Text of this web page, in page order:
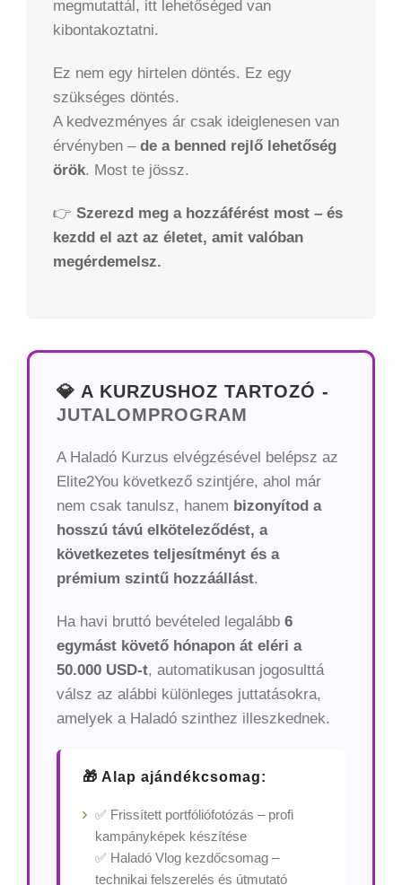
megmutattál, itt lehetőséged van
kibontakoztatni.
Ez nem egy hirtelen döntés. Ez egy
szükséges döntés.
A kedvezményes ár csak ideiglenesen van
érvényben – de a benned rejlő lehetőség
örök. Most te jössz.
👉 Szerezd meg a hozzáférést most – és
kezdd el azt az életet, amit valóban
megérdemelsz.
💎 A KURZUSHOZ TARTOZÓ -
JUTALOMPROGRAM
A Haladó Kurzus elvégzésével belépsz az
Elite2You következő szintjére, ahol már
nem csak tanulsz, hanem bizonyítod a
hosszú távú elköteleződést, a
következetes teljesítményt és a
prémium szintű hozzáállást.
Ha havi bruttó bevételed legalább 6
egymást követő hónapon át eléri a
50.000 USD-t, automatikusan jogosulttá
válsz az alábbi különleges juttatásokra,
amelyek a Haladó szinthez illeszkednek.
🎁 Alap ajándékcsomag:
✅ Frissített portfóliófotózás – profi
kampányképek készítése
✅ Haladó Vlog kezdőcsomag –
technikai felszerelés és útmutató